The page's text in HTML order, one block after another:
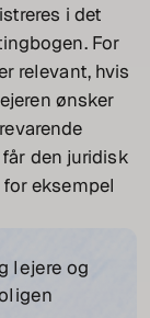
i det
For
relevant, hvis
ønsker
den juridisk
eksempel
lejere og